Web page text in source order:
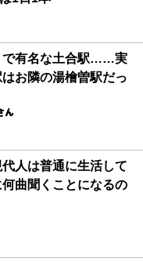
で有名な土合駅……実
お隣の湯檜曽駅だっ
ん
代人は普通に生活して
曲聞くことになるの